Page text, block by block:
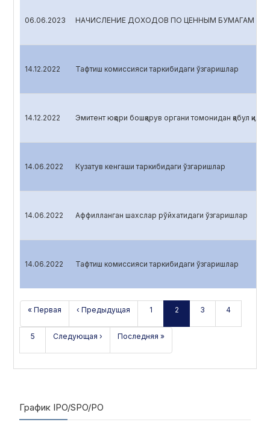
06.06.2023 НАЧИСЛЕНИЕ ДОХОДОВ ПО ЦЕННЫМ БУМАГАМ
14.12.2022 Тафтиш комиссияси таркибидаги ўзгаришлар
14.12.2022 Эмитент юқори бошқарув органи томонидан қабул
14.06.2022 Кузатув кенгаши таркибидаги ўзгаришлар
14.06.2022 Аффилланган шахслар рўйхатидаги ўзгаришлар
14.06.2022 Тафтиш комиссияси таркибидаги ўзгаришлар
« Первая ‹ Предыдущая 1 2 3 4
5 Следующая › Последняя »
График IPO/SPO/PO